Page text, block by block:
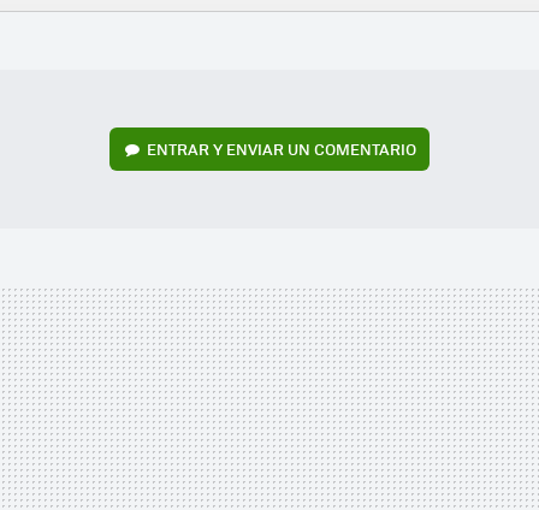
FACEBOOK
TWITTERFLIPBOARD
E-
WHATSAPP
ENTRAR Y ENVIAR UN COMENTARIO